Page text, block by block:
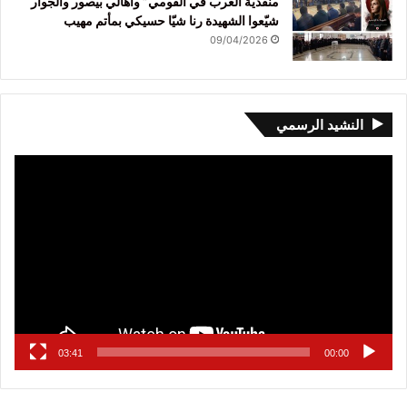
شيّعوا الشهيدة رنا شيّا حسيكي بمأتم مهيب
09/04/2026
النشيد الرسمي
00:00
03:41